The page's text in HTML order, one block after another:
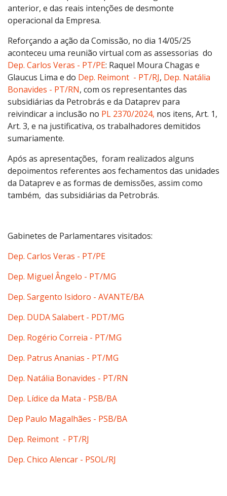
anterior, e das reais intenções de desmonte
operacional da Empresa.
Reforçando a ação da Comissão, no dia 14/05/25
aconteceu uma reunião virtual com as assessorias do
Dep. Carlos Veras - PT/PE: Raquel Moura Chagas e
Glaucus Lima e do Dep. Reimont - PT/RJ, Dep. Natália
Bonavides - PT/RN, com os representantes das
subsidiárias da Petrobrás e da Dataprev para
reivindicar a inclusão no PL 2370/2024, nos itens, Art. 1,
Art. 3, e na justificativa, os trabalhadores demitidos
sumariamente.
Após as apresentações, foram realizados alguns
depoimentos referentes aos fechamentos das unidades
da Dataprev e as formas de demissões, assim como
também, das subsidiárias da Petrobrás.
Gabinetes de Parlamentares visitados:
Dep. Carlos Veras - PT/PE
Dep. Miguel Ângelo - PT/MG
Dep. Sargento Isidoro - AVANTE/BA
Dep. DUDA Salabert - PDT/MG
Dep. Rogério Correia - PT/MG
Dep. Patrus Ananias - PT/MG
Dep. Natália Bonavides - PT/RN
Dep. Lídice da Mata - PSB/BA
Dep Paulo Magalhães - PSB/BA
Dep. Reimont - PT/RJ
Dep. Chico Alencar - PSOL/RJ